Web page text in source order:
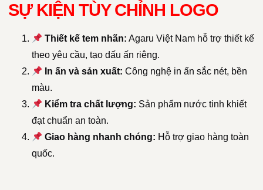
SỰ KIỆN TÙY CHỈNH LOGO
Thiết kế tem nhãn: Agaru Việt Nam hỗ trợ thiết kế
theo yêu cầu, tạo dấu ấn riêng.
In ấn và sản xuất: Công nghệ in ấn sắc nét, bền
màu.
Kiểm tra chất lượng: Sản phẩm nước tinh khiết
đạt chuẩn an toàn.
Giao hàng nhanh chóng: Hỗ trợ giao hàng toàn
quốc.